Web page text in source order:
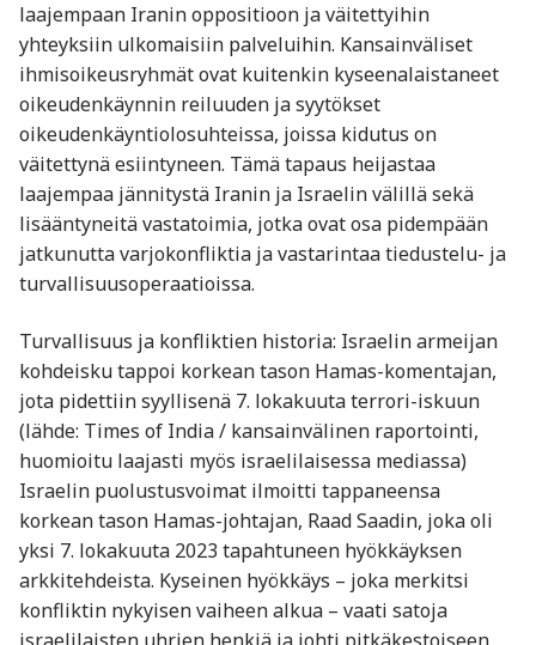
laajempaan Iranin oppositioon ja väitettyihin
yhteyksiin ulkomaisiin palveluihin. Kansainväliset
ihmisoikeusryhmät ovat kuitenkin kyseenalaistaneet
oikeudenkäynnin reiluuden ja syytökset
oikeudenkäyntiolosuhteissa, joissa kidutus on
väitettynä esiintyneen. Tämä tapaus heijastaa
laajempaa jännitystä Iranin ja Israelin välillä sekä
lisääntyneitä vastatoimia, jotka ovat osa pidempään
jatkunutta varjokonfliktia ja vastarintaa tiedustelu- ja
turvallisuusoperaatioissa.
Turvallisuus ja konfliktien historia: Israelin armeijan
kohdeisku tappoi korkean tason Hamas-komentajan,
jota pidettiin syyllisenä 7. lokakuuta terrori-iskuun
(lähde: Times of India / kansainvälinen raportointi,
huomioitu laajasti myös israelilaisessa mediassa)
Israelin puolustusvoimat ilmoitti tappaneensa
korkean tason Hamas-johtajan, Raad Saadin, joka oli
yksi 7. lokakuuta 2023 tapahtuneen hyökkäyksen
arkkitehdeista. Kyseinen hyökkäys – joka merkitsi
konfliktin nykyisen vaiheen alkua – vaati satoja